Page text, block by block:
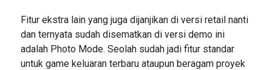
Fitur ekstra lain yang juga dijanjikan di versi retail nanti
dan ternyata sudah disematkan di versi demo ini
adalah Photo Mode. Seolah sudah jadi fitur standar
untuk game keluaran terbaru ataupun beragam proyek